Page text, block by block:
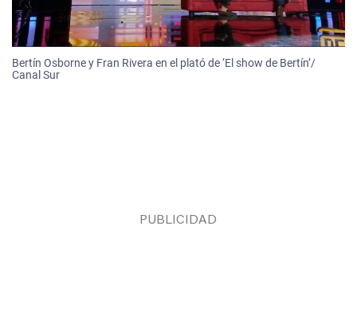
Bertín Osborne y Fran Rivera en el plató de ‘El show de Bertín’/
Canal Sur